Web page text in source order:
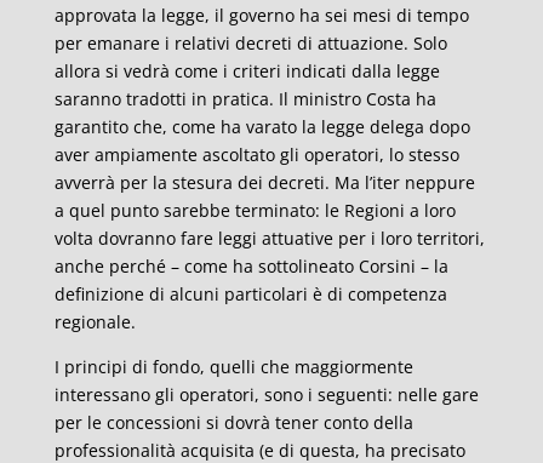
approvata la legge, il governo ha sei mesi di tempo
per emanare i relativi decreti di attuazione. Solo
allora si vedrà come i criteri indicati dalla legge
saranno tradotti in pratica. Il ministro Costa ha
garantito che, come ha varato la legge delega dopo
aver ampiamente ascoltato gli operatori, lo stesso
avverrà per la stesura dei decreti. Ma l’iter neppure
a quel punto sarebbe terminato: le Regioni a loro
volta dovranno fare leggi attuative per i loro territori,
anche perché – come ha sottolineato Corsini – la
definizione di alcuni particolari è di competenza
regionale.
I principi di fondo, quelli che maggiormente
interessano gli operatori, sono i seguenti: nelle gare
per le concessioni si dovrà tener conto della
professionalità acquisita (e di questa, ha precisato